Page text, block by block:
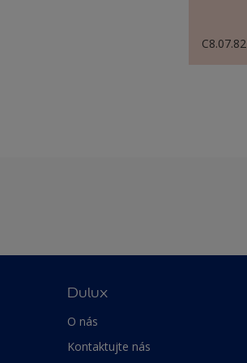
C8.07.82
Dulux
O nás
Kontaktujte nás